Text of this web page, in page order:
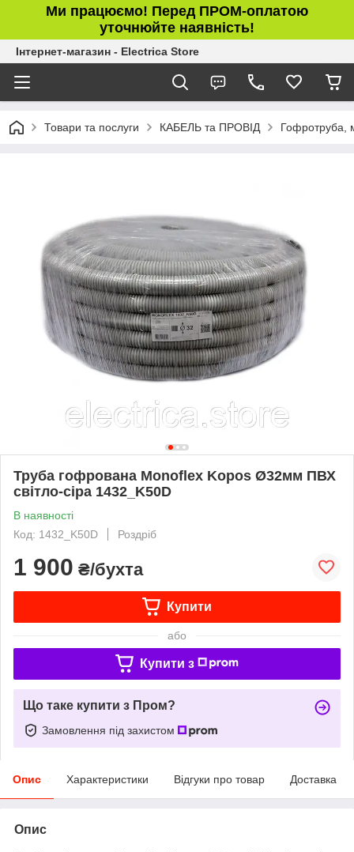
Ми працюємо! Перед ПРОМ-оплатою
уточнюйте наявність!
Інтернет-магазин - Electrica Store
Товари та послуги КАБЕЛЬ та ПРОВІД Гофротруба,
Труба гофрована Monoflex Kopos Ø32мм ПВХ
світло-сіра 1432_K50D
В наявності
Код: 1432_K50D
Роздріб
1 900 ₴/бухта
Купити
або
Купити з
Що таке купити з Пром?
Замовлення під захистом
Опис Характеристики Відгуки про товар Доставка
Опис